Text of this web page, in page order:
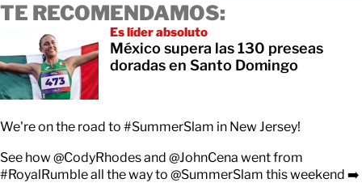
TE RECOMENDAMOS:
Es líder absoluto
México supera las 130 preseas
doradas en Santo Domingo
We're on the road to #SummerSlam in New Jersey!
See how@CodyRhodesand @JohnCena went from
#RoyalRumbleall the way to @SummerSlam this weekend ➡️